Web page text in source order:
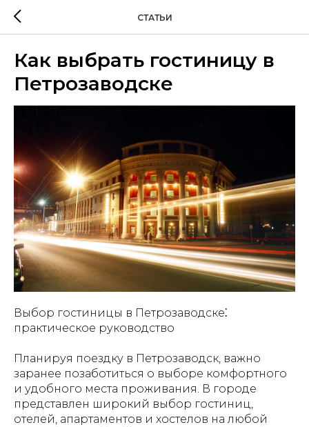
СТАТЬИ
Как выбрать гостиницу в
Петрозаводске
Выбор гостиницы в Петрозаводске⁚
практическое руководство
Планируя поездку в Петрозаводск, важно
заранее позаботиться о выборе комфортного
и удобного места проживания. В городе
представлен широкий выбор гостиниц,
отелей, апартаментов и хостелов на любой